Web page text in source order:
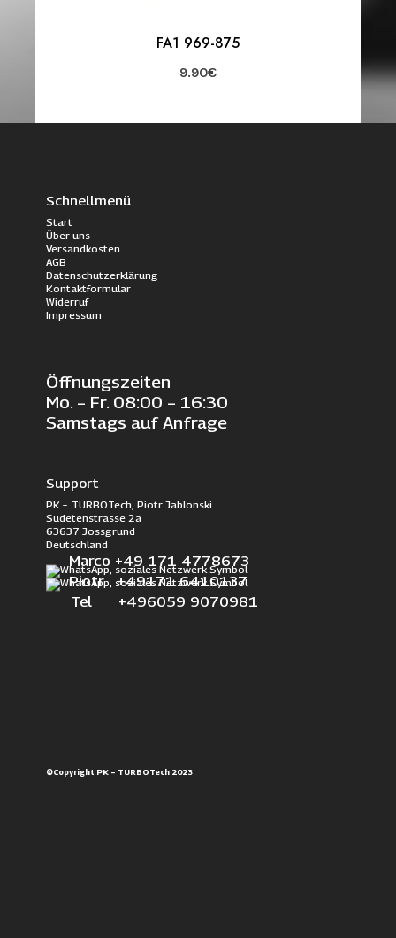
FA1 969-875
9.90€
Schnellmenü
Start
Über uns
Versandkosten
AGB
Datenschutzerklärung
Kontaktformular
Widerruf
Impressum
Öffnungszeiten
Mo. – Fr. 08:00 – 16:30
Samstags auf Anfrage
Support
PK – TURBOTech, Piotr Jablonski
Sudetenstrasse 2a
63637 Jossgrund
Deutschland
Marco +49 171 4778673
Piotr +49171 6410137
Tel +496059 9070981
©Copyright PK – TURBOTech 2023